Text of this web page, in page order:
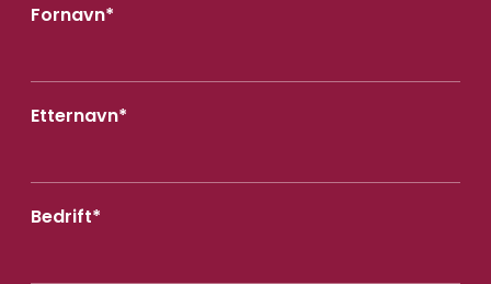
Fornavn*
Etternavn*
Bedrift*